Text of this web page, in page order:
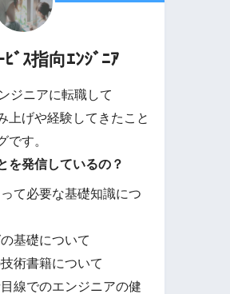
ﾋﾞｽ指向ｴﾝｼﾞﾆｱ
ジニアに転職して
上げや経験してきたこと
です。
を発信しているの？
て必要な基礎知識につ
基礎について
術書籍について
線でのエンジニアの健